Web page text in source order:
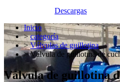
Descargas
Inicio
>categoría
>Válvulas de guillotina
> Válvula de guillotina de
Válvula de guillotina